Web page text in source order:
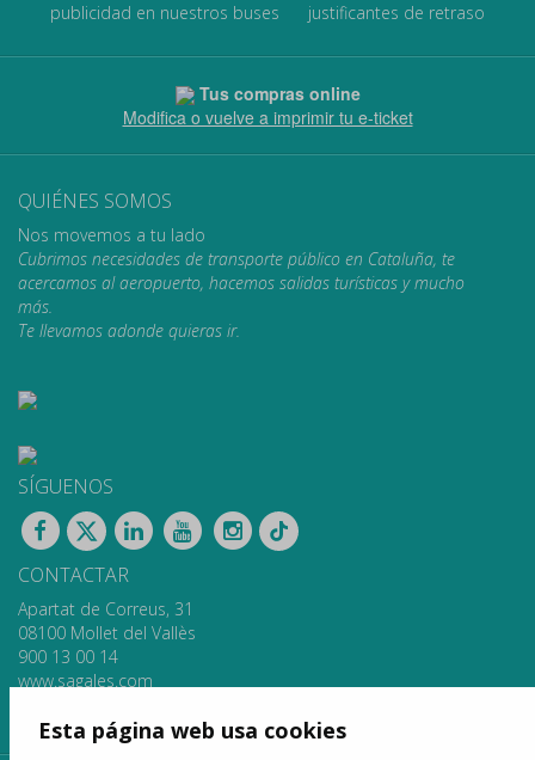
Esta página web usa cookies
publicidad en nuestros buses
justificantes de retraso
Tus compras online
Modifica o vuelve a imprimir tu e-ticket
QUIÉNES SOMOS
Nos movemos a tu lado
Cubrimos necesidades de transporte público en Cataluña, te
acercamos al aeropuerto, hacemos salidas turísticas y mucho
más.
Te llevamos adonde quieras ir.
SÍGUENOS
CONTACTAR
Apartat de Correus, 31
08100 Mollet del Vallès
900 13 00 14
www.sagales.com